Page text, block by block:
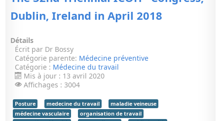
Dublin, Ireland in April 2018
Détails
Écrit par Dr Bossy
Catégorie parente: Médecine préventive
Catégorie : Médecine du travail
Mis à jour : 13 avril 2020
Affichages : 3004
Posture medecine du travail
maladie veineuse
médecine vasculaire
organisation de travail